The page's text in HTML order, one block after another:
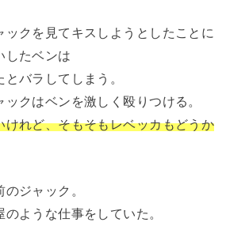
ックを見てキスしようとしたことに
したベンは
バラしてしまう。
クはベンを激しく殴りつける。
けれど、そもそもレベッカもどうか
ジャック。
ような仕事をしていた。